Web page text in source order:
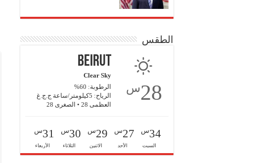
الطقس
28س
Beirut
Clear Sky
الرطوبة: 60%
الرياح: 5كيلومتر/ساعة ج.ج.غ
العظمى 28 • الصغرى 28
34س
السبت
27س
الأحد
29س
الاثنين
30س
الثلاثاء
31س
الأربعاء